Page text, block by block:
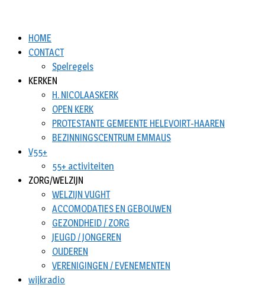
HOME
CONTACT
Spelregels
KERKEN
H. NICOLAASKERK
OPEN KERK
PROTESTANTE GEMEENTE HELEVOIRT-HAAREN
BEZINNINGSCENTRUM EMMAUS
V55+
55+ activiteiten
ZORG/WELZIJN
WELZIJN VUGHT
ACCOMODATIES EN GEBOUWEN
GEZONDHEID / ZORG
JEUGD / JONGEREN
OUDEREN
VERENIGINGEN / EVENEMENTEN
wijkradio